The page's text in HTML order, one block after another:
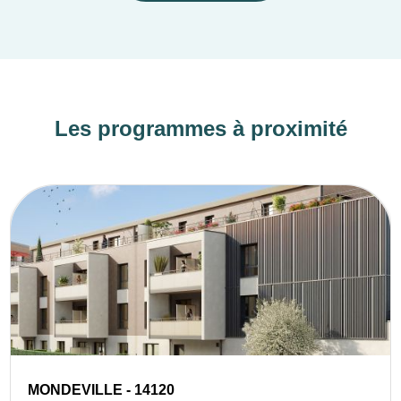
Les programmes à proximité
MONDEVILLE - 14120